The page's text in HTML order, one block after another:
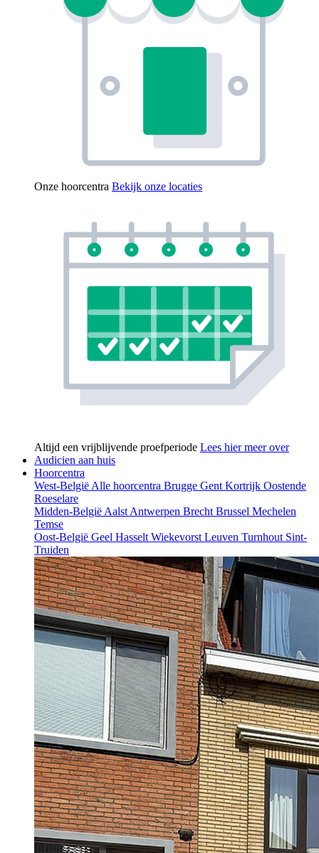
Onze hoorcentra Bekijk onze locaties
Altijd een vrijblijvende proefperiode Lees hier meer over
Audicien aan huis
Hoorcentra
West-België Alle hoorcentra Brugge Gent Kortrijk Oostende
Roeselare
Midden-België Aalst Antwerpen Brecht Brussel Mechelen
Temse
Oost-België Geel Hasselt Wiekevorst Leuven Turnhout Sint-
Truiden